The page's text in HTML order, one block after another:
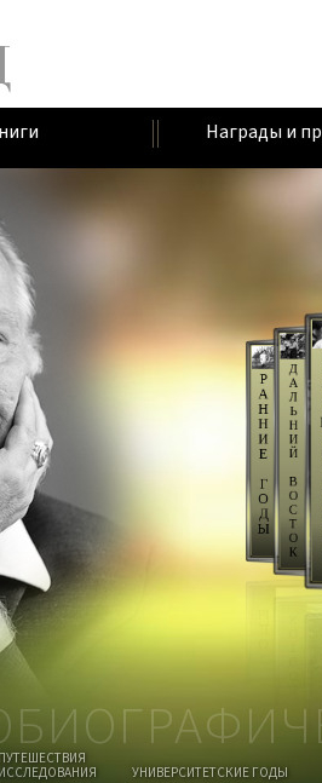
Награды и
Д
А
Л
Ь
Н
И
Й
В
О
С
Т
О
К
Р
А
Н
Н
И
Е
Г
О
Д
Ы
ПУТЕШЕСТВИЯ
УНИВЕРСИТЕТСКИЕ ГОДЫ